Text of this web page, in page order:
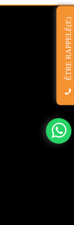
ÊTRE RAPPELÉ(E)